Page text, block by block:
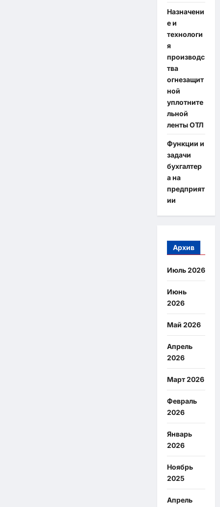
Назначени
е и
технологи
я
производс
тва
огнезащит
ной
уплотните
льной
ленты ОТЛ
Функции и
задачи
бухгалтер
а на
предприят
ии
Архив
Июль 2026
Июнь
2026
Май 2026
Апрель
2026
Март 2026
Февраль
2026
Январь
2026
Ноябрь
2025
Апрель